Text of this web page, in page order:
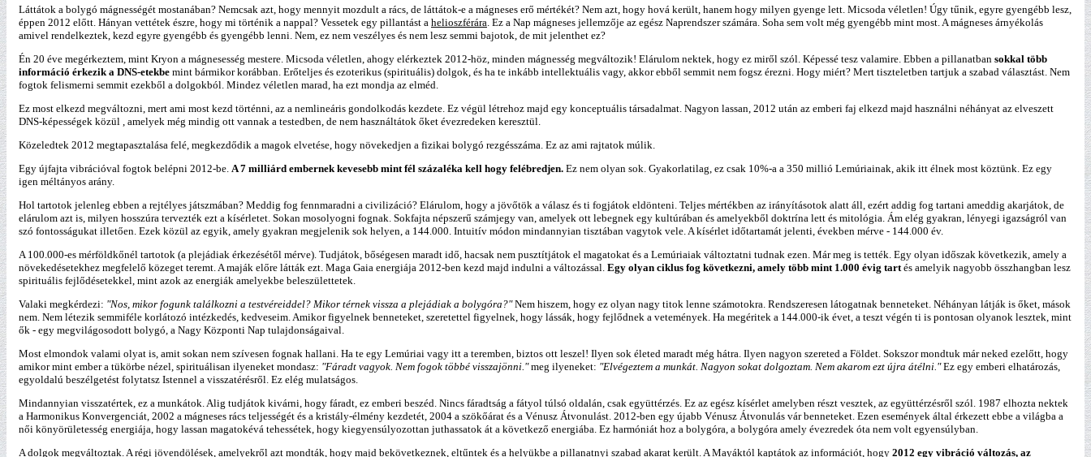
Láttátok a bolygó mágnességét mostanában? Nemcsak azt, hogy mennyit mozdult a rács, de láttátok-e a mágneses erő mértékét? Nem azt, hogy hová került, hanem hogy milyen gyenge lett. Micsoda véletlen! Úgy tűnik, egyre gyengébb lesz,
éppen 2012 előtt. Hányan vettétek észre, hogy mi történik a nappal? Vessetek egy pillantást a helioszférára. Ez a Nap mágneses jellemzője az egész Naprendszer számára. Soha sem volt még gyengébb mint most. A mágneses árnyékolás
amivel rendelkeztek, kezd egyre gyengébb és gyengébb lenni. Nem, ez nem veszélyes és nem lesz semmi bajotok, de mit jelenthet ez?
Én 20 éve megérkeztem, mint Kryon a mágnesesség mestere. Micsoda véletlen, ahogy elérkeztek 2012-höz, minden mágnesség megváltozik! Elárulom nektek, hogy ez miről szól. Képessé tesz valamire. Ebben a pillanatban sokkal több
információ érkezik a DNS-etekbe mint bármikor korábban. Erőteljes és ezoterikus (spirituális) dolgok, és ha te inkább intellektuális vagy, akkor ebből semmit nem fogsz érezni. Hogy miért? Mert tiszteletben tartjuk a szabad választást. Nem
fogtok felismerni semmit ezekből a dolgokból. Mindez véletlen marad, ha ezt mondja az elméd.
Ez most elkezd megváltozni, mert ami most kezd történni, az a nemlineáris gondolkodás kezdete. Ez végül létrehoz majd egy konceptuális társadalmat. Nagyon lassan, 2012 után az emberi faj elkezd majd használni néhányat az elveszett
DNS-képességek közül , amelyek még mindig ott vannak a testedben, de nem használtátok őket évezredeken keresztül.
Közeledtek 2012 megtapasztalása felé, megkezdődik a magok elvetése, hogy növekedjen a fizikai bolygó rezgésszáma. Ez az ami rajtatok múlik.
Egy újfajta vibrációval fogtok belépni 2012-be. A 7 milliárd embernek kevesebb mint fél százaléka kell hogy felébredjen. Ez nem olyan sok. Gyakorlatilag, ez csak 10%-a a 350 millió Lemúriainak, akik itt élnek most köztünk. Ez egy
igen méltányos arány.
Hol tartotok jelenleg ebben a rejtélyes játszmában? Meddig fog fennmaradni a civilizáció? Elárulom, hogy a jövőtök a válasz és ti fogjátok eldönteni. Teljes mértékben az irányításotok alatt áll, ezért addig fog tartani ameddig akarjátok, de
elárulom azt is, milyen hosszúra tervezték ezt a kísérletet. Sokan mosolyogni fognak. Sokfajta népszerű számjegy van, amelyek ott lebegnek egy kultúrában és amelyekből doktrína lett és mitológia. Ám elég gyakran, lényegi igazságról van
szó fontosságukat illetően. Ezek közül az egyik, amely gyakran megjelenik sok helyen, a 144.000. Intuitív módon mindannyian tisztában vagytok vele. A kísérlet időtartamát jelenti, években mérve - 144.000 év.
A 100.000-es mérföldkőnél tartotok (a plejádiak érkezésétől mérve). Tudjátok, bőségesen maradt idő, hacsak nem pusztítjátok el magatokat és a Lemúriaiak változtatni tudnak ezen. Már meg is tették. Egy olyan időszak következik, amely a
növekedésetekhez megfelelő közeget teremt. A maják előre látták ezt. Maga Gaia energiája 2012-ben kezd majd indulni a változással. Egy olyan ciklus fog következni, amely több mint 1.000 évig tartés amelyik nagyobb összhangban lesz
spirituális fejlődésetekkel, mint azok az energiák amelyekbe beleszülettetek.
Valaki megkérdezi: "Nos, mikor fogunk találkozni a testvéreiddel? Mikor térnek vissza a plejádiak a bolygóra?"Nem hiszem, hogy ez olyan nagy titok lenne számotokra. Rendszeresen látogatnak benneteket. Néhányan látják is őket, mások
nem. Nem létezik semmiféle korlátozó intézkedés, kedveseim. Amikor figyelnek benneteket, szeretettel figyelnek, hogy lássák, hogy fejlődnek a vetemények. Ha megéritek a 144.000-ik évet, a teszt végén ti is pontosan olyanok lesztek, mint
ők - egy megvilágosodott bolygó, a Nagy Központi Nap tulajdonságaival.
Most elmondok valami olyat is, amit sokan nem szívesen fognak hallani. Ha te egy Lemúriai vagy itt a teremben, biztos ott leszel! Ilyen sok életed maradt még hátra. Ilyen nagyon szereted a Földet. Sokszor mondtuk már neked ezelőtt, hogy
amikor mint ember a tükörbe nézel, spirituálisan ilyeneket mondasz: "Fáradt vagyok. Nem fogok többé visszajönni."meg ilyeneket: "Elvégeztem a munkát. Nagyon sokat dolgoztam. Nem akarom ezt újra átélni."Ez egy emberi elhatározás,
egyoldalú beszélgetést folytatsz Istennel a visszatérésről. Ez elég mulatságos.
Mindannyian visszatértek, ez a munkátok. Alig tudjátok kivárni, hogy fáradt, ez emberi beszéd. Nincs fáradtság a fátyol túlsó oldalán, csak együttérzés. Ez az egész kísérlet amelyben részt vesztek, az együttérzésről szól. 1987 elhozta nektek
a Harmonikus Konvergenciát, 2002 a mágneses rács teljességét és a kristály-élmény kezdetét, 2004 a szökőárat és a Vénusz Átvonulást. 2012-ben egy újabb Vénusz Átvonulás vár benneteket. Ezen események által érkezett ebbe a világba a
női könyörületesség energiája, hogy lassan magatokévá tehessétek, hogy kiegyensúlyozottan juthassatok át a következő energiába. Ez harmóniát hoz a bolygóra, a bolygóra amely évezredek óta nem volt egyensúlyban.
A dolgok megváltoztak. A régi jövendölések, amelyekről azt mondták, hogy majd bekövetkeznek, eltűntek és a helyükbe a pillanatnyi szabad akarat került. A Mayáktól kaptátok az információt, hogy 2012 egy vibráció változás, az